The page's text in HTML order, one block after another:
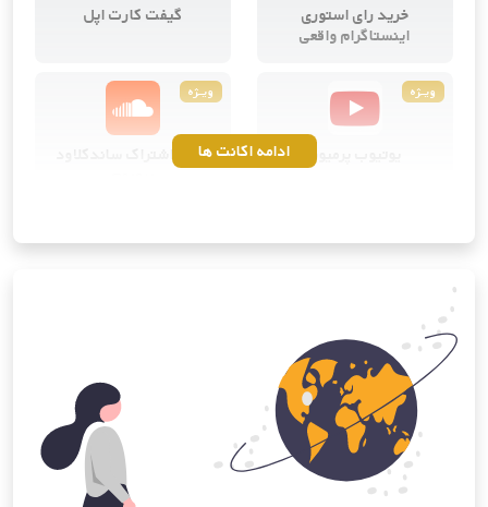
خرید رای استوری
اینستاگرام واقعی
گیفت کارت اپل
ویــژه
یوتیوب پرمیوم
ویــژه
خرید اشتراک ساندکلاودادامه اکانت ها